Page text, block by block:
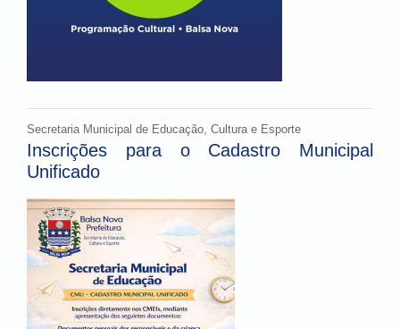
Secretaria Municipal de Educação, Cultura e Esporte
Inscrições para o Cadastro Municipal
Unificado